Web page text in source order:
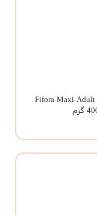
کنسرو غذای سگ نژاد بزرگ فیفورا با طعم مرغ Fifora Maxi Adult